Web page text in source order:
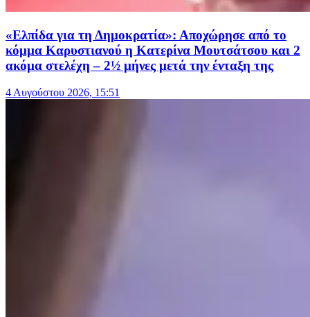
«Ελπίδα για τη Δημοκρατία»: Αποχώρησε από το
κόμμα Καρυστιανού η Κατερίνα Μουτσάτσου και 2
ακόμα στελέχη – 2½ μήνες μετά την ένταξη της
4 Αυγούστου 2026, 15:51